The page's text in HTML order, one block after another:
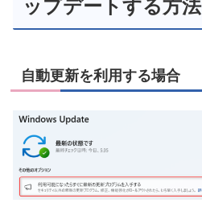
ップデートする方法
自動更新を利用する場合